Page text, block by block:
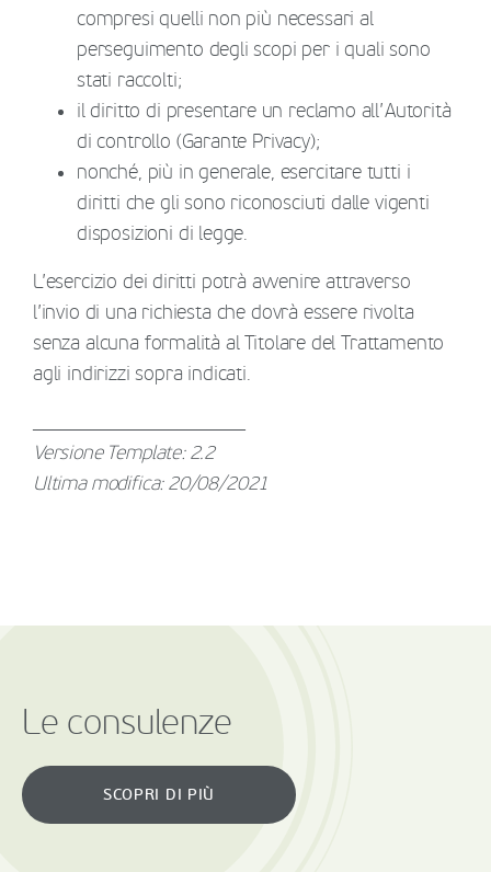
compresi quelli non più necessari al
perseguimento degli scopi per i quali sono
stati raccolti;
il diritto di presentare un reclamo all’Autorità
di controllo (Garante Privacy);
nonché, più in generale, esercitare tutti i
diritti che gli sono riconosciuti dalle vigenti
disposizioni di legge.
L’esercizio dei diritti potrà avvenire attraverso
l’invio di una richiesta che dovrà essere rivolta
senza alcuna formalità al Titolare del Trattamento
agli indirizzi sopra indicati.
Versione Template: 2.2
Ultima modifica: 20/08/2021
Le consulenze
SCOPRI DI PIÙ